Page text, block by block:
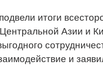
итоги
Азии и
и